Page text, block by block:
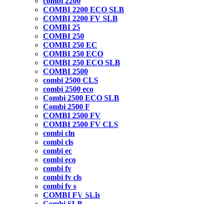
COMBI 2200 ECO SLB
COMBI 2200 FV SLB
COMBI 25
COMBI 250
COMBI 250 EC
COMBI 250 ECO
COMBI 250 ECO SLB
COMBI 2500
combi 2500 CLS
combi 2500 eco
Combi 2500 ECO SLB
Combi 2500 F
COMBI 2500 FV
COMBI 2500 FV CLS
combi cln
combi cls
combi ec
combi eco
combi fv
combi fv cls
combi fv s
COMBI FV SLBNOVO LANÇAMENTO
NOVO LANÇAMENTO
NOVO LANÇAMENTO
NOVO LANÇAMENTO